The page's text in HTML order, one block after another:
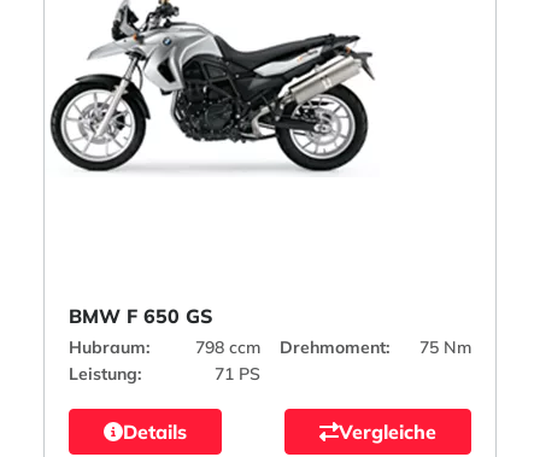
BMW F 650 GS
Hubraum: 798 ccm Drehmoment:
75 Nm
Leistung:
71 PS
Details Vergleiche